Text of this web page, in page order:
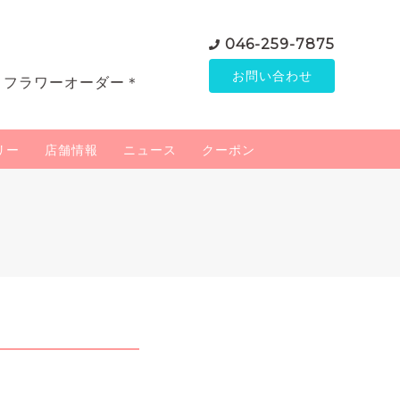
ラワーオーダー＊
046-259-7875
お問い合わせ
ー 店舗情報 ニュース クーポン